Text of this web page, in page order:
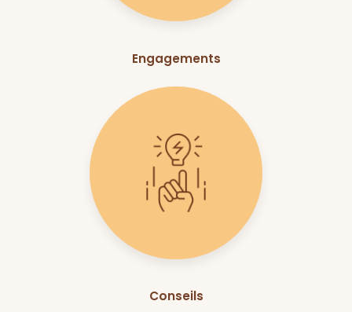
Engagements
Conseils